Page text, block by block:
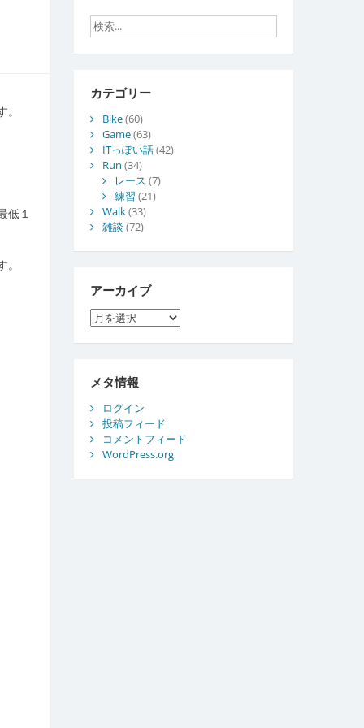
低１
カテゴリー
Bike(60)
Game(63)
ITっぽい話(42)
Run (34)
レース (7)
練習 (21)
Walk(33)
雑談 (72)
アーカイブ
ア
ー
カ
ブ
メタ情報
ログイン
投稿フィード
コメントフィード
WordPress.org